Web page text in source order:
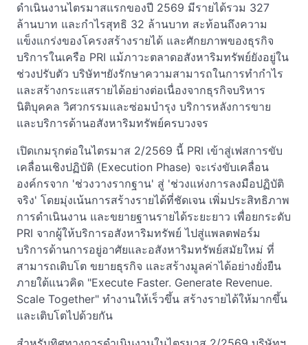
ดำเนินงานไตรมาสแรกของปี 2569 มีรายได้รวม 327
ล้านบาท และกำไรสุทธิ 32 ล้านบาท สะท้อนถึงความ
แข็งแกร่งของโครงสร้างรายได้ และศักยภาพของธุรกิจ
บริการในเครือ PRI แม้ภาวะตลาดอสังหาริมทรัพย์ยังอยู่ใน
ช่วงปรับตัว บริษัทฯยังรักษาความสามารถในการทำกำไร
และสร้างกระแสรายได้อย่างต่อเนื่องจากธุรกิจบริหาร
นิติบุคคล วิศวกรรมและซ่อมบำรุง บริการหลังการขาย
และบริการด้านอสังหาริมทรัพย์ครบวงจร
เปิดเกมรุกต่อในไตรมาส 2/2569 นี้ PRI เข้าสู่เฟสการขับ
เคลื่อนเชิงปฏิบัติ (Execution Phase) จะเร่งขับเคลื่อน
องค์กรจาก 'ช่วงวางรากฐาน' สู่ 'ช่วงแห่งการลงมือปฏิบัติ
จริง' โดยมุ่งเน้นการสร้างรายได้ที่ชัดเจน เพิ่มประสิทธิภาพ
การดำเนินงาน และขยายฐานรายได้ระยะยาว เพื่อยกระดับ
PRI จากผู้ให้บริการอสังหาริมทรัพย์ ไปสู่แพลตฟอร์ม
บริการด้านการอยู่อาศัยและอสังหาริมทรัพย์สมัยใหม่ ที่
สามารถเติบโต ขยายธุรกิจ และสร้างมูลค่าได้อย่างยั่งยืน
ภายใต้แนวคิด "Execute Faster. Generate Revenue.
Scale Together" ทำงานให้เร็วขึ้น สร้างรายได้ให้มากขึ้น
และเติบโตไปด้วยกัน